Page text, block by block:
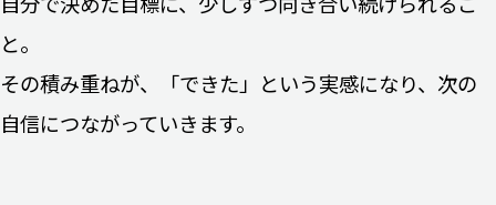
と。
その積み重ねが、「できた」という実感になり、次の
自信につながっていきます。